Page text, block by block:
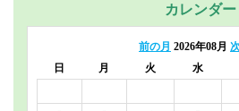
カレンダー
前の月 2026年08月
日
月 火 水